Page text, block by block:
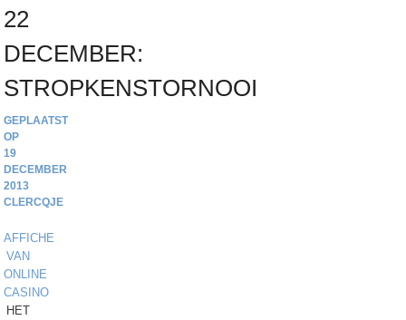
22
DECEMBER:
STROPKENSTORNOOI
19
DECEMBER
2013
CLERCQJE
AFFICHE
VAN
ONLINE
CASINO
HET